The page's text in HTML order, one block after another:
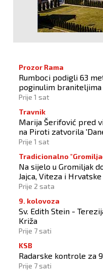
Prozor Rama
Rumboci podigli 63
poginulim braniteljima
Prije 1 sat
Travnik
Marija Šerifović pred
na Piroti zatvorila
2026'
Prije 1 sat
Tradicionalno
Na sijelo u Gromiljak
Jajca, Viteza i
od Austrije do Australije
Prije 2 sata
9. kolovoza
Sv. Edith Stein -
Križa
Prije 7 sati
KSB
Radarske kontrole za
Prije 7 sati